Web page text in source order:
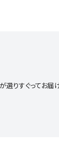
選りすぐってお届